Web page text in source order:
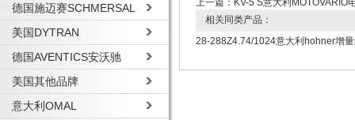
德国施迈赛SCHMERSAL
美国DYTRAN
德国AVENTICS安沃驰
美国其他品牌
意大利OMAL
上一篇： KV-5 S意大利MOTOVARIO
相关同类产品：
28-288Z4.74/1024意大利hohner增